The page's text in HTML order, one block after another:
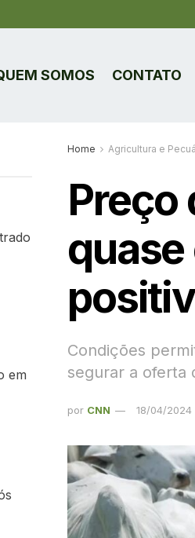
SOMOS CONTATO
Home Agricultura e
Preço
Condições
segurar a oferta
por CNN 18/04/2024
em